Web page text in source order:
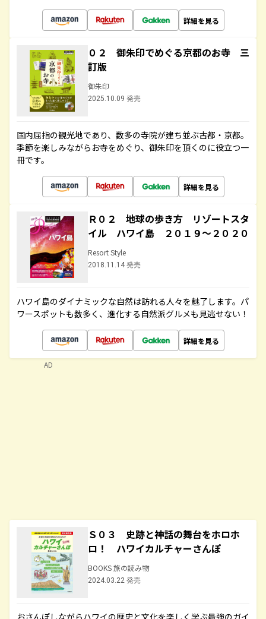
詳細を見る
０２ 御朱印でめぐる京都のお寺 三
訂版
御朱印
2025.10.09 発売
国内屈指の観光地であり、数多の寺院が建ち並ぶ古都・京都。
季節を楽しみながらお寺をめぐり、御朱印を頂くのに役立つ一
冊です。
詳細を見る
Ｒ０２ 地球の歩き方 リゾートスタ
イル ハワイ島 ２０１９～２０２０
Resort Style
2018.11.14 発売
ハワイ島のダイナミックな自然は訪れる人々を魅了します。パ
ワースポットも数多く、進化する自然派グルメも見逃せない！
詳細を見る
Ｓ０３ 史跡と神話の舞台をホロホ
ロ！ ハワイカルチャーさんぽ
BOOKS 旅の読み物
2024.03.22 発売
おさんぽしながらハワイの歴史と文化を楽しく学ぶ最強のガイ
AD